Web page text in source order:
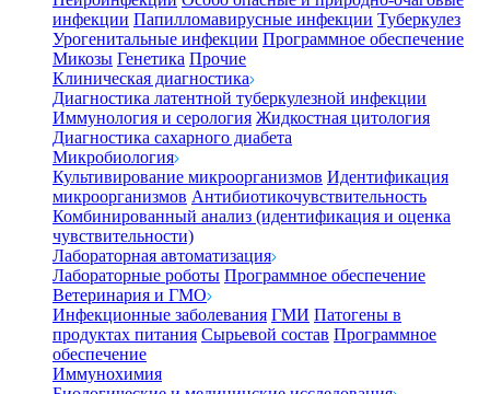
инфекции Папилломавирусные инфекции Туберкулез
Урогенитальные инфекции Программное обеспечение
Микозы Генетика Прочие
Клиническая диагностика
Диагностика латентной туберкулезной инфекции
Иммунология и серология Жидкостная цитология
Диагностика сахарного диабета
Микробиология
Культивирование микроорганизмов Идентификация
микроорганизмов Антибиотикочувствительность
Комбинированный анализ (идентификация и оценка
чувствительности)
Лабораторная автоматизация
Лабораторные роботы Программное обеспечение
Ветеринария и ГМО
Инфекционные заболевания ГМИ Патогены в
продуктах питания Сырьевой состав Программное
обеспечение
Иммунохимия